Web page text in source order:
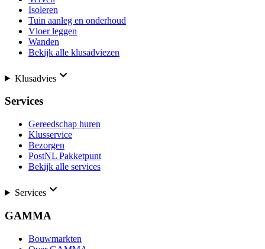
Isoleren
Tuin aanleg en onderhoud
Vloer leggen
Wanden
Bekijk alle klusadviezen
Klusadvies
Services
Gereedschap huren
Klusservice
Bezorgen
PostNL Pakketpunt
Bekijk alle services
Services
GAMMA
Bouwmarkten